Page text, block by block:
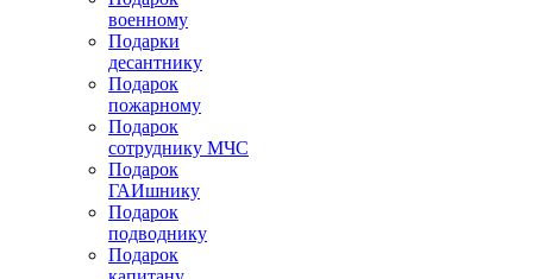
военному
Подарки
десантнику
Подарок
пожарному
Подарок
сотруднику МЧС
Подарок
ГАИшнику
Подарок
подводнику
Подарок